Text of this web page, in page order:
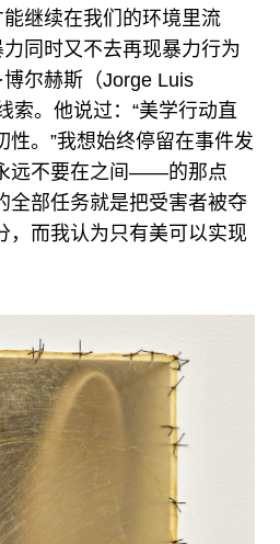
能继续在我们的环境里流
力同时又不去再现暴力行为
博尔赫斯（Jorge Luis
索。他说过：“美学行动直
性。”我想始终停留在事件发
远不要在之间——的那点
全部任务就是把受害者被夺
，而我认为只有美可以实现